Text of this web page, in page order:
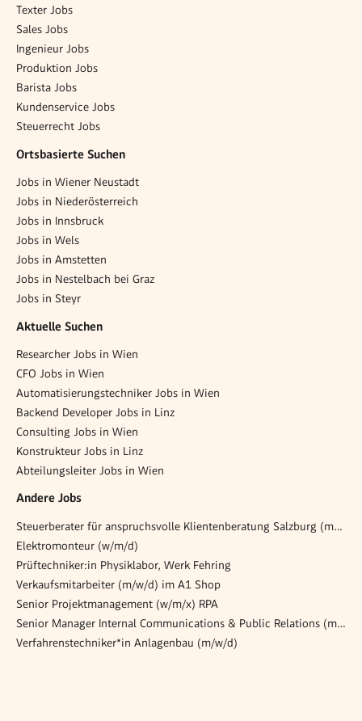
Texter Jobs
Sales Jobs
Ingenieur Jobs
Produktion Jobs
Barista Jobs
Kundenservice Jobs
Steuerrecht Jobs
Ortsbasierte Suchen
Jobs in Wiener Neustadt
Jobs in Niederösterreich
Jobs in Innsbruck
Jobs in Wels
Jobs in Amstetten
Jobs in Nestelbach bei Graz
Jobs in Steyr
Aktuelle Suchen
Researcher Jobs in Wien
CFO Jobs in Wien
Automatisierungstechniker Jobs in Wien
Backend Developer Jobs in Linz
Consulting Jobs in Wien
Konstrukteur Jobs in Linz
Abteilungsleiter Jobs in Wien
Andere Jobs
Steuerberater für anspruchsvolle Klientenberatung Salzburg (m/w/d)
Elektromonteur (w/m/d)
Prüftechniker:in Physiklabor, Werk Fehring
Verkaufsmitarbeiter (m/w/d) im A1 Shop
Senior Projektmanagement (w/m/x) RPA
Senior Manager Internal Communications & Public Relations (m/w/d)
Verfahrenstechniker*in Anlagenbau (m/w/d)